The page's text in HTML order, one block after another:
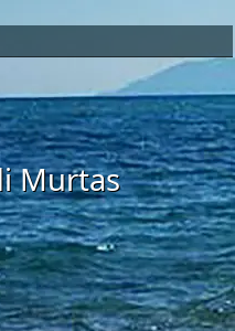
Murtas